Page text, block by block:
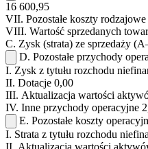
16 600,95
VII. Pozostałe koszty rodzajowe
VIII. Wartość sprzedanych
C. Zysk (strata) ze sprzedaży
D. Pozostałe przychody
I. Zysk z tytułu rozchodu
II. Dotacje 0,00
III. Aktualizacja wartości
IV. Inne przychody operacyjne
E. Pozostałe koszty
I. Strata z tytułu rozchodu